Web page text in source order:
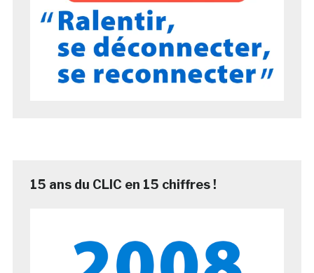
15 ans du CLIC en 15 chiffres !